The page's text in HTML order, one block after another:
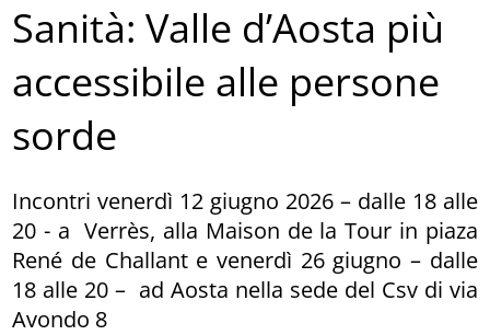
Sanità: Valle d’Aosta più
accessibile alle persone
sorde
Incontri venerdì 12 giugno 2026 – dalle 18 alle
20 - a Verrès, alla Maison de la Tour in piaza
René de Challant e venerdì 26 giugno – dalle
18 alle 20 – ad Aosta nella sede del Csv di via
Avondo 8